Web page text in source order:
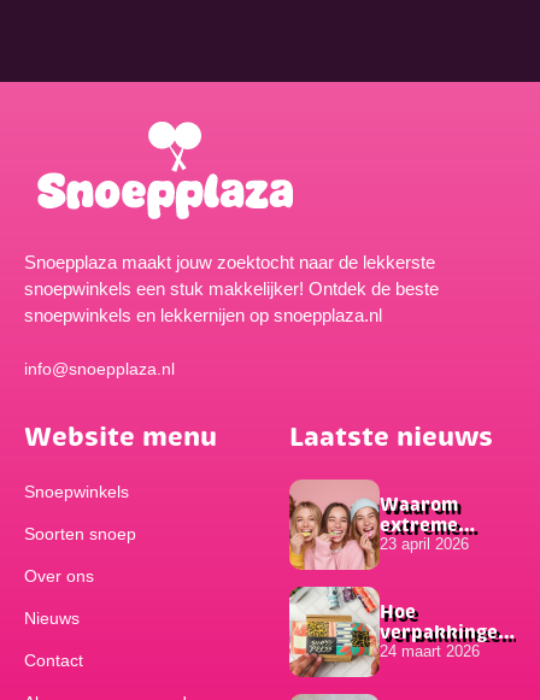
Snoepplaza maakt jouw zoektocht naar de lekkerste
snoepwinkels een stuk makkelijker! Ontdek de beste
snoepwinkels en lekkernijen op snoepplaza.nl
info@snoepplaza.nl
Website menu
Snoepwinkels
Soorten snoep
Over ons
Nieuws
Contact
Laatste nieuws
Waarom
extreme
smaken zo
jongeren
23 april 2026
Hoe
verpakkingen
bijdragen aan
24 maart 2026